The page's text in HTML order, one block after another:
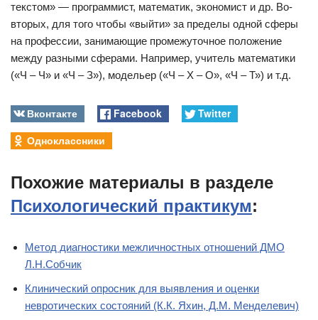
текстом» — программист, математик, экономист и др. Во-
вторых, для того чтобы «выйти» за пределы одной сферы
на профессии, занимающие промежуточное положение
между разными сферами. Например, учитель математики
(«Ч – Ч» и «Ч – З»), модельер («Ч – Х – О», «Ч – Т») и т.д.
Вконтакте Facebook
Twitter
Одноклассники
Похожие материалы в разделе
Психологический практикум:
Метод диагностики межличностных отношений ДМО
Л.Н.Собчик
Клинический опросник для выявления и оценки
невротических состояний (К.К. Яхин, Д.М. Менделевич)